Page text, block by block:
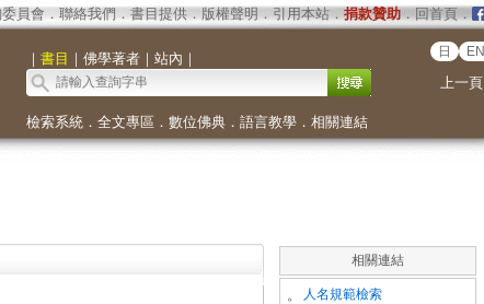
員會． 聯絡我們 ． 書目提供． 版權聲明 ． 引用本站． 捐款贊助．回首頁．
｜ 書目 ｜ 佛學著者｜ 站內 ｜ 日 EN
上一頁
檢索系統． 全文專區 ． 數位佛典． 語言教學． 相關連結
相關連結
。 人名規範檢索